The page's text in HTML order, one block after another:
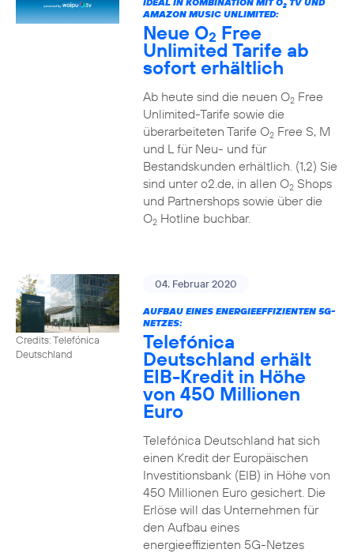
2
AMAZON MUSIC UNLIMITED:
Neue O2 Free
Unlimited Tarife ab
sofort erhältlich
Ab heute sind die neuen O2Free
Unlimited-Tarife sowie die
überarbeiteten Tarife O2Free S, M
und L für Neu- und für
Bestandskunden erhältlich. (1,2) Sie
sind unter o2.de, in allen O2Shops
und Partnershops sowie über die
O2Hotline buchbar.
Credits: Telefónica
Deutschland
04. Februar 2020
AUFBAU EINES ENERGIEEFFIZIENTEN 5G-
NETZES:
Telefónica
Deutschland erhält
EIB-Kredit in Höhe
von 450 Millionen
Euro
Telefónica Deutschland hat sich
einen Kredit der Europäischen
Investitionsbank (EIB) in Höhe von
450 Millionen Euro gesichert. Die
Erlöse will das Unternehmen für
den Aufbau eines
energieeffizienten 5G-Netzes